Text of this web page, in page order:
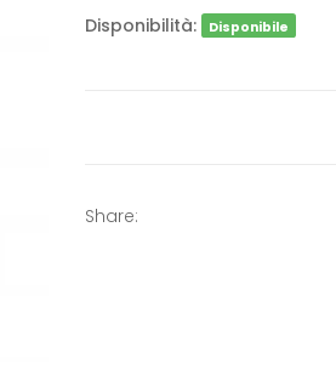
Disponibilità: Disponibile
Share: